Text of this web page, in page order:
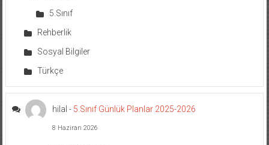
5.Sınıf
Rehberlik
Sosyal Bilgiler
Türkçe
hilal - 5.Sınıf Günlük Planlar 2025-2026
8 Haziran 2026